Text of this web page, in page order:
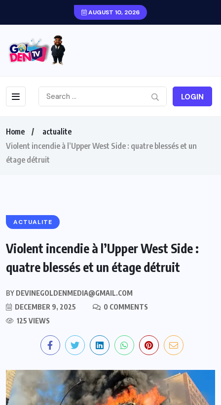
AUGUST 10, 2026
LOGIN
Home
actualite
Violent incendie à l’Upper West Side : quatre blessés et un
étage détruit
ACTUALITE
Violent incendie à l’Upper West Side :
quatre blessés et un étage détruit
BY DEVINEGOLDENMEDIA@GMAIL.COM
DECEMBER 9, 2025
0 COMMENTS
125 VIEWS